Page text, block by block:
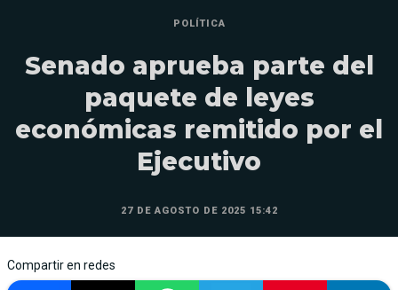
POLÍTICA
Senado aprueba parte del
paquete de leyes
económicas remitido por el
Ejecutivo
27 DE AGOSTO DE 2025 15:42
Compartir en redes